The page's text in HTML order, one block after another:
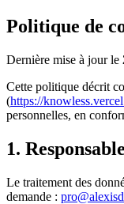
Politique de
Dernière mise à jour le
Cette politique décrit
(https://
personnelles, en
1.
Le traitement des
demande :